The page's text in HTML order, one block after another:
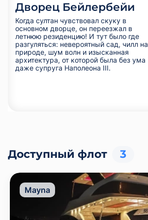
Дворец Бейлербейи
Когда султан чувствовал скуку в
основном дворце, он переезжал в
летнюю резиденцию! И тут было где
разгуляться: невероятный сад, чилл на
природе, шум волн и изысканная
архитектура, от которой была без ума
даже супруга Наполеона III.
Доступный флот 3
Mayna